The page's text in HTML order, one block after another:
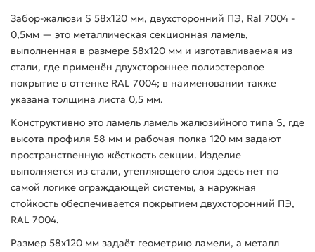
Забор-жалюзи S 58х120 мм, двухсторонний ПЭ, Ral 7004 -
0,5мм — это металлическая секционная ламель,
выполненная в размере 58х120 мм и изготавливаемая из
стали, где применён двухстороннее полиэстеровое
покрытие в оттенке RAL 7004; в наименовании также
указана толщина листа 0,5 мм.
Конструктивно это ламель ламель жалюзийного типа S, где
высота профиля 58 мм и рабочая полка 120 мм задают
пространственную жёсткость секции. Изделие
выполняется из стали, утепляющего слоя здесь нет по
самой логике ограждающей системы, а наружная
стойкость обеспечивается покрытием двухсторонний ПЭ,
RAL 7004.
Размер 58х120 мм задаёт геометрию ламели, а металл